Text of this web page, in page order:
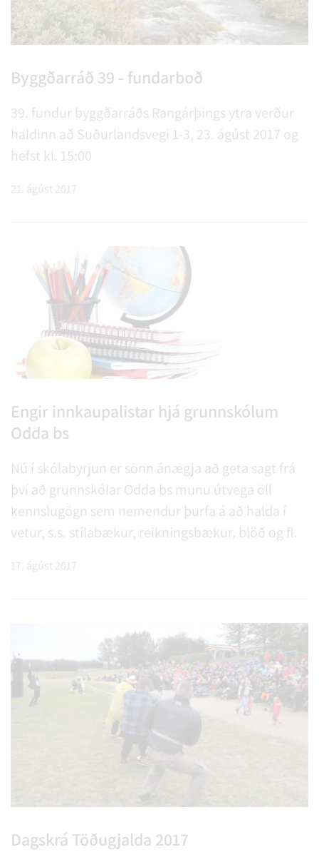
Byggðarráð 39 - fundarboð
39. fundur byggðarráðs Rangárþings ytra verður
haldinn að Suðurlandsvegi 1-3, 23. ágúst 2017 og
hefst kl. 15:00
21. ágúst 2017
Engir innkaupalistar hjá grunnskólum
Odda bs
Nú í skólabyrjun er sönn ánægja að geta sagt frá
því að grunnskólar Odda bs munu útvega öll
kennslugögn sem nemendur þurfa á að halda í
vetur, s.s. stílabækur, reikningsbækur, blöð og fl.
17. ágúst 2017
Dagskrá Töðugjalda 2017